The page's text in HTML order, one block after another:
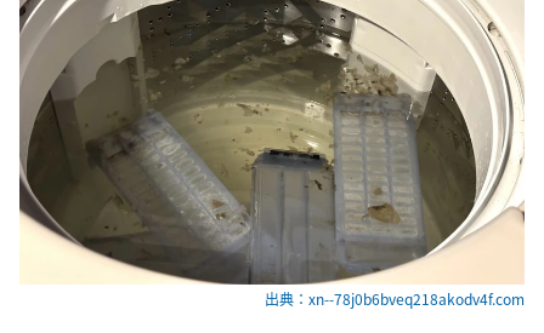
出典：xn--78j0b6bveq218akodv4f.com